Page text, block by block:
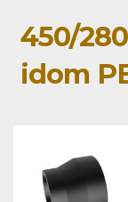
450/
idom